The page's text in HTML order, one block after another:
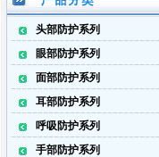
头部防护系列
眼部防护系列
面部防护系列
耳部防护系列
呼吸防护系列
手部防护系列